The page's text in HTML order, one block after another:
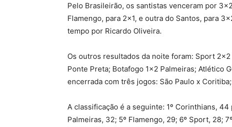
Pelo Brasileirão, os santistas venceram por
Flamengo, para 2×1, e outra do Santos, para
tempo por Ricardo Oliveira.
Os outros resultados da noite foram: Sport
Ponte Preta; Botafogo 1×2 Palmeiras; Atlético
encerrada com três jogos: São Paulo x
A classificação é a seguinte: 1º Corinthians,
Palmeiras, 32; 5º Flamengo, 29; 6º Sport, 28;